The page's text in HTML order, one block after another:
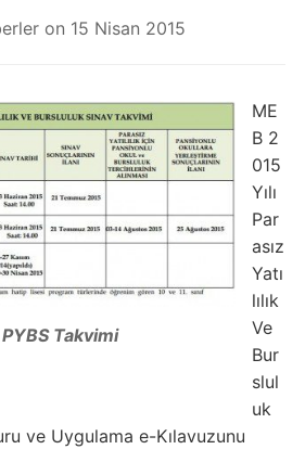
on 15 Nisan 2015
Takvimi
ME
B 2
015
Yılı
Par
asız
Yatı
lılık
Ve
Bur
slul
uk
ve Uygulama e-Kılavuzunu